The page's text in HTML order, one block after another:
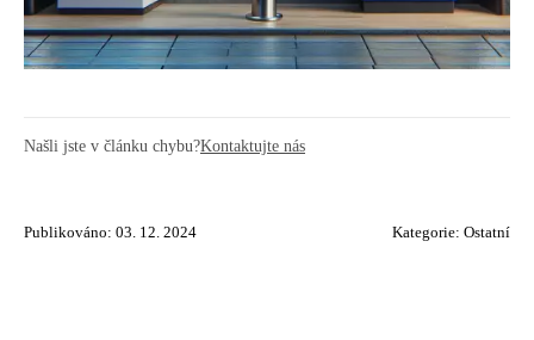
Našli jste v článku chybu?Kontaktujte nás
Publikováno: 03. 12. 2024 Kategorie: Ostatní